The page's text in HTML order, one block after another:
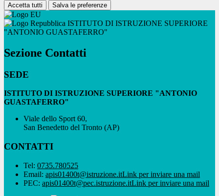
Accetta tutti Salva le preferenze
ISTITUTO DI ISTRUZIONE SUPERIORE
"ANTONIO GUASTAFERRO"
Sezione Contatti
SEDE
ISTITUTO DI ISTRUZIONE SUPERIORE "ANTONIO
GUASTAFERRO"
Viale dello Sport 60,
San Benedetto del Tronto (AP)
CONTATTI
Tel: 0735.780525
Email: apis01400t@istruzione.itLink per inviare una mail
PEC: apis01400t@pec.istruzione.itLink per inviare una mail